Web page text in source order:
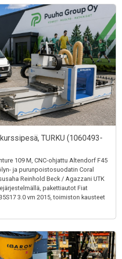
TURKU (1060493-
109 M, CNC-ohjattu Altendorf F45
ja purunpoistosuodatin Coral
Reinhold Beck / Agazzani UTK
pakettiautot Fiat
3.0 vm 2015, toimiston kausteet